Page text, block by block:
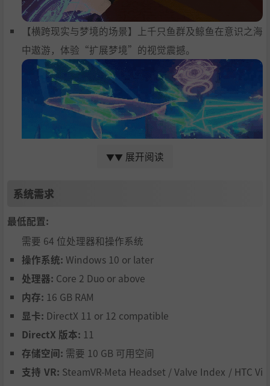
【横跨现实与梦境的场景】上千只鱼群及鲸鱼在意识之海
中遨游，体验“扩展梦境”的视觉震撼。
【向导机器人】“莉莉”是你的向导机器人，将陪着你一
莉讨论看看吧。
【解谜】随着调查深入，案件之中的谜题也将一一浮现。
想办法找出隐藏在城市之中的各项线索吧。
▼▼ 展开阅读
系统需求
最低配置:
需要 64 位处理器和操作系统
操作系统: Windows 10 or later
处理器: Core 2 Duo or above
内存: 16 GB RAM
显卡: DirectX 11 or 12 compatible
DirectX 版本: 11
存储空间: 需要 10 GB 可用空间
支持 VR: SteamVR-Meta Headset / Valve Index / HTC Vi